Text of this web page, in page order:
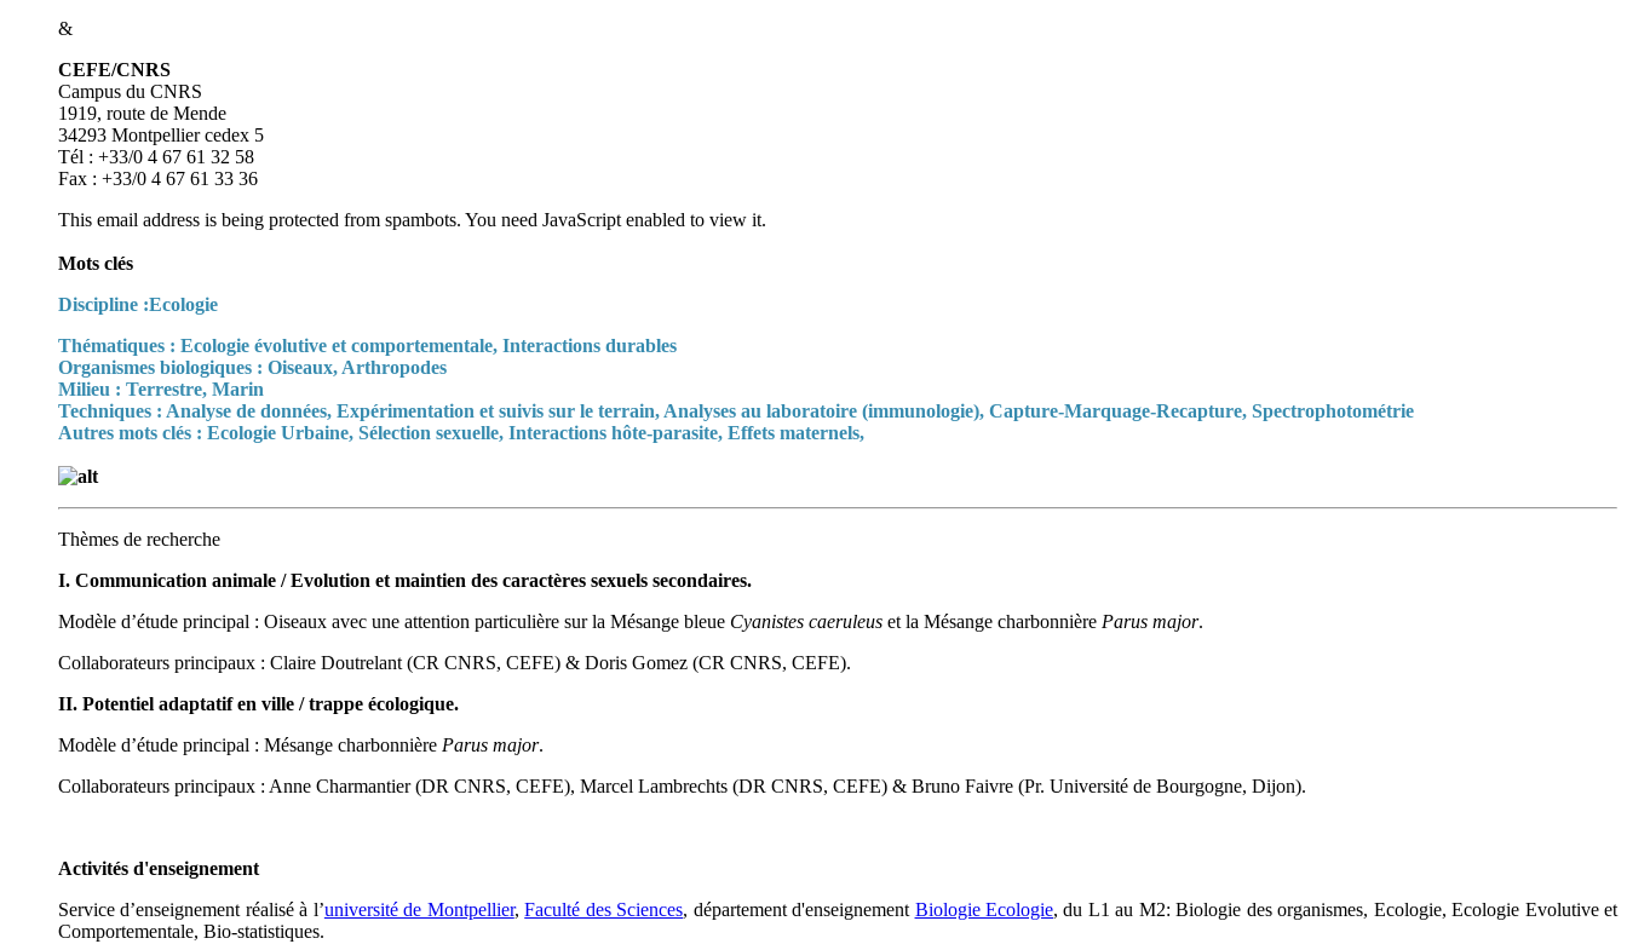
&
CEFE/CNRS
Campus du CNRS
1919, route de Mende
34293 Montpellier cedex 5
Tél : +33/0 4 67 61 32 58
Fax : +33/0 4 67 61 33 36
This email address is being protected from spambots. You need JavaScript enabled to view it.
Mots clés
Discipline :Ecologie
Thématiques : Ecologie évolutive et comportementale, Interactions durables
Organismes biologiques : Oiseaux, Arthropodes
Milieu : Terrestre, Marin
Techniques : Analyse de données, Expérimentation et suivis sur le terrain, Analyses au laboratoire (immunologie), Capture-Marquage-Recapture, Spectrophotométrie
Autres mots clés : Ecologie Urbaine, Sélection sexuelle, Interactions hôte-parasite, Effets maternels,
Thèmes de recherche
I. Communication animale / Evolution et maintien des caractères sexuels secondaires.
Modèle d’étude principal : Oiseaux avec une attention particulière sur la Mésange bleue Cyanistes caeruleus et la Mésange charbonnière Parus major.
Collaborateurs principaux : Claire Doutrelant (CR CNRS, CEFE) & Doris Gomez (CR CNRS, CEFE).
II. Potentiel adaptatif en ville / trappe écologique.
Modèle d’étude principal : Mésange charbonnière Parus major.
Collaborateurs principaux : Anne Charmantier (DR CNRS, CEFE), Marcel Lambrechts (DR CNRS, CEFE) & Bruno Faivre (Pr. Université de Bourgogne, Dijon).
Activités d'enseignement
Service d’enseignement réalisé à l’université de Montpellier,Faculté des Sciences, département d'enseignement Biologie Ecologie, du L1 au M2: Biologie des organismes, Ecologie, Ecologie Evolutive et
Comportementale, Bio-statistiques.